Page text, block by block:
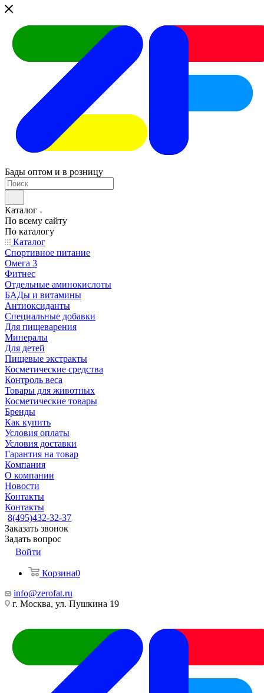
Бады оптом и в розницу
Каталог
По всему сайту
По каталогу
Каталог
Спортивное питание
Омега 3
Фитнес
Отдельные аминокислоты
БАДы и витамины
Антиоксиданты
Специальные добавки
Для пищеварения
Минералы
Для детей
Пищевые экстракты
Косметические средства
Контроль веса
Товары для животных
Косметические товары
Бренды
Как купить
Условия оплаты
Условия доставки
Гарантия на товар
Компания
О компании
Новости
Контакты
Контакты
8(495)432-32-37
Заказать звонок
Задать вопрос
Войти
Корзина0
info@zerofat.ru
г. Москва, ул. Пушкина 19